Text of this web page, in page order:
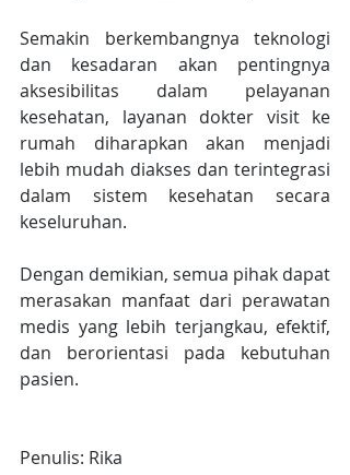
Semakin berkembangnya teknologi
dan kesadaran akan pentingnya
aksesibilitas dalam pelayanan
kesehatan, layanan dokter visit ke
rumah diharapkan akan menjadi
lebih mudah diakses dan terintegrasi
dalam sistem kesehatan secara
keseluruhan.
Dengan demikian, semua pihak dapat
merasakan manfaat dari perawatan
medis yang lebih terjangkau, efektif,
dan berorientasi pada kebutuhan
pasien.
Penulis: Rika